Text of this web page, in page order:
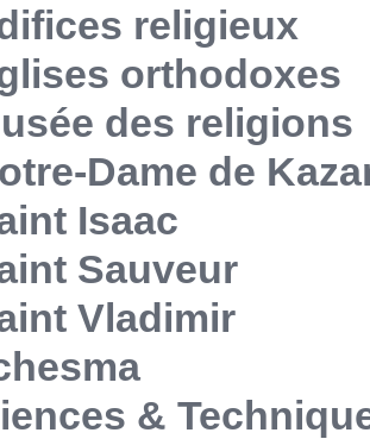
religieux
orthodoxes
des religions
Dame de
Isaac
Sauveur
Vladimir
&